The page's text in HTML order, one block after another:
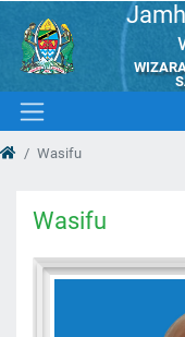
Wasifu
Wasifu